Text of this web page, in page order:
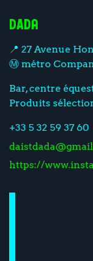
DAda
📍 27 Avenue
Ⓜ️ métro
Bar, centre
Produits
+33 5 32 59 37 60
https://